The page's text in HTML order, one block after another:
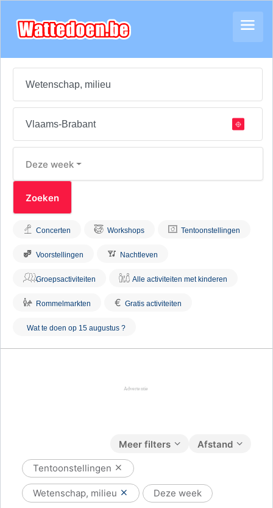
Deze week
Concerten Workshops Tentoonstellingen
Voorstellingen Nachtleven
Groepsactiviteiten Alle activiteiten met kinderen
Rommelmarkten € Gratis activiteiten
Wat te doen op 15 augustus ?
Afstand
Meer filters
Tentoonstellingen
Wetenschap, milieu Deze week